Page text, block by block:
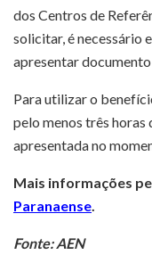
dos Centros de
solicitar, é necessário
apresentar
Para utilizar o
pelo menos três horas
apresentada no
Mais informações
Paranaense.
Fonte: AEN